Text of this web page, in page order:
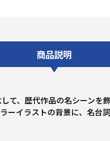
商品説明
て、歴代作品の名シーンを
ーイラストの背景に、名台